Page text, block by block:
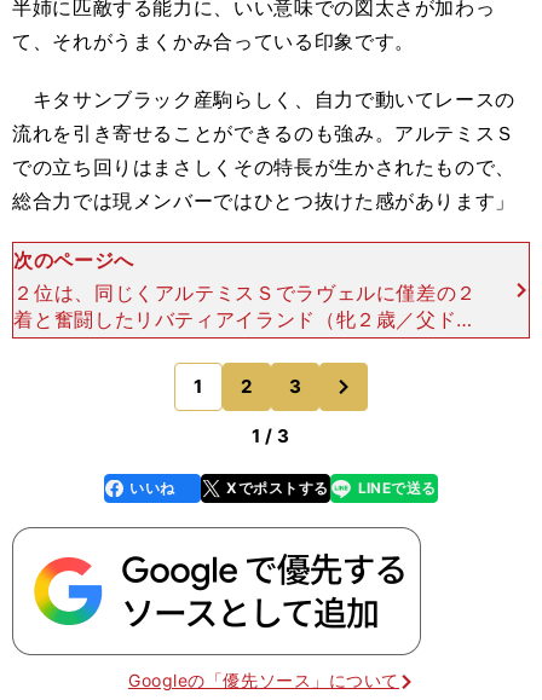
半姉に匹敵する能力に、いい意味での図太さが加わっ
て、それがうまくかみ合っている印象です。
キタサンブラック産駒らしく、自力で動いてレースの
流れを引き寄せることができるのも強み。アルテミスＳ
での立ち回りはまさしくその特長が生かされたもので、
総合力では現メンバーではひとつ抜けた感があります」
次のページへ
２位は、同じくアルテミスＳでラヴェルに僅差の２
着と奮闘したリバティアイランド（牝２歳／父ドゥ
ラメンテ）。デビュー戦で見せた31秒台の末脚も
また、強烈なインパクトを残している。吉田順一氏
（デイリー馬三
1 2 3
1 / 3
faceboo
k
いいね Xでポストする
line LINEで送る
Googleの「優先ソース」について